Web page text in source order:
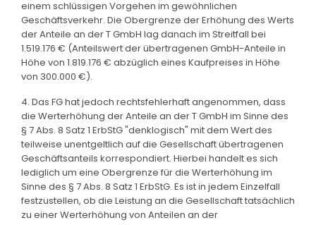
einem schlüssigen Vorgehen im gewöhnlichen
Geschäftsverkehr. Die Obergrenze der Erhöhung des Werts
der Anteile an der T GmbH lag danach im Streitfall bei
1.519.176 € (Anteilswert der übertragenen GmbH-Anteile in
Höhe von 1.819.176 € abzüglich eines Kaufpreises in Höhe
von 300.000 €).
4. Das FG hat jedoch rechtsfehlerhaft angenommen, dass
die Werterhöhung der Anteile an der T GmbH im Sinne des
§ 7 Abs. 8 Satz 1 ErbStG "denklogisch" mit dem Wert des
teilweise unentgeltlich auf die Gesellschaft übertragenen
Geschäftsanteils korrespondiert. Hierbei handelt es sich
lediglich um eine Obergrenze für die Werterhöhung im
Sinne des § 7 Abs. 8 Satz 1 ErbStG. Es ist in jedem Einzelfall
festzustellen, ob die Leistung an die Gesellschaft tatsächlich
zu einer Werterhöhung von Anteilen an der